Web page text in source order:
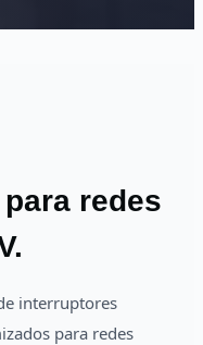
redes
interruptores
para redes